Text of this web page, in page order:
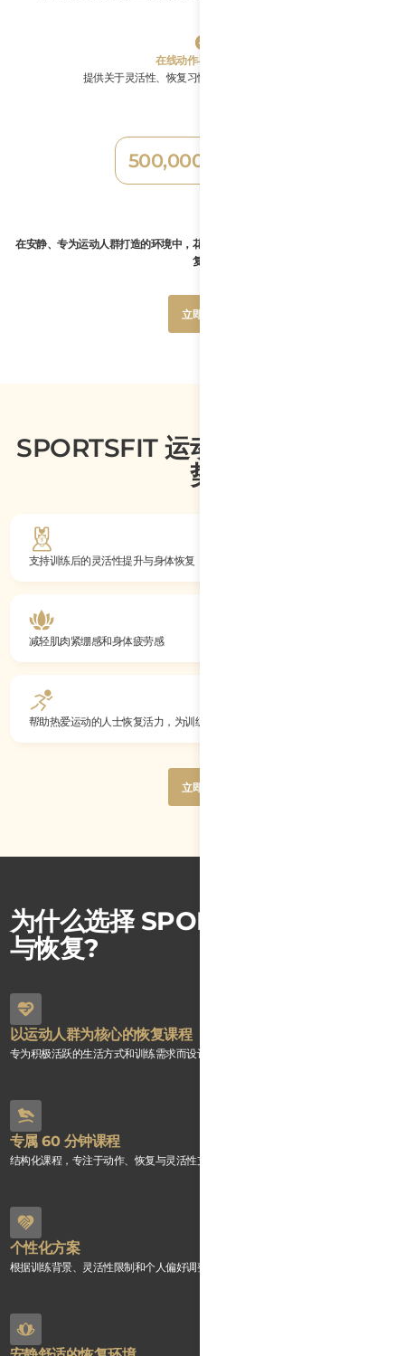
在线动作与恢复咨询
提供关于灵活性、恢复习惯和训练支持的一般指导。
500,000
在安静、专为运动人群打造的环境中，花时间调整状态、放松身心，并支持身体恢
复。
立即预约
立即预约
SPORTSFIT 运动表现与恢复的优
势
支持训练后的灵活性提升与身体恢复
减轻肌肉紧绷感和身体疲劳感
帮助热爱运动的人士恢复活力，为训练和日常活动做好准备
立即体验
立即体验
为什么选择 SPORTSFIT 运动表现
与恢复?
以运动人群为核心的恢复课程
专为积极活跃的生活方式和训练需求而设计。
专属 60 分钟课程
结构化课程，专注于动作、恢复与灵活性支持。
个性化方案
根据训练背景、灵活性限制和个人偏好调整课程内容